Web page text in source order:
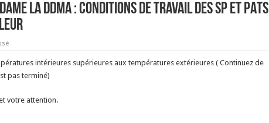
la DDMA : Conditions de travail des SP et PATS
intérieures supérieures aux températures extérieures ( Continuez de
pas terminé)
votre attention.